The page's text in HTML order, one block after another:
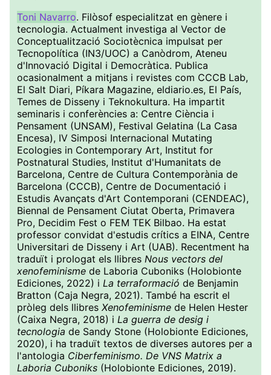
Toni Navarro. Filòsof especialitzat en gènere i
tecnologia. Actualment investiga al Vector de
Conceptualització Sociotècnica impulsat per
Tecnopolítica (IN3/UOC) a Canòdrom, Ateneu
d'Innovació Digital i Democràtica. Publica
ocasionalment a mitjans i revistes com CCCB Lab,
El Salt Diari, Píkara Magazine, eldiario.es, El País,
Temes de Disseny i Teknokultura. Ha impartit
seminaris i conferències a: Centre Ciència i
Pensament (UNSAM), Festival Gelatina (La Casa
Encesa), IV Simposi Internacional Mutating
Ecologies in Contemporary Art, Institut for
Postnatural Studies, Institut d'Humanitats de
Barcelona, ​​Centre de Cultura Contemporània de
Barcelona (CCCB), Centre de Documentació i
Estudis Avançats d'Art Contemporani (CENDEAC),
Biennal de Pensament Ciutat Oberta, Primavera
Pro, Decidim Fest o FEM TEK Bilbao. Ha estat
professor convidat d'estudis crítics a EINA, Centre
Universitari de Disseny i Art (UAB). Recentment ha
traduït i prologat els llibres Nous vectors del
xenofeminisme de Laboria Cuboniks (Holobionte
Ediciones, 2022) i La terraformació de Benjamin
Bratton (Caja Negra, 2021). També ha escrit el
pròleg dels llibres Xenofeminisme de Helen Hester
(Caixa Negra, 2018) i La guerra de desig i
tecnologia de Sandy Stone (Holobionte Ediciones,
2020), i ha traduït textos de diverses autores per a
l'antologia Ciberfeminismo. De VNS Matrix a
Laboria Cuboniks (Holobionte Ediciones, 2019).